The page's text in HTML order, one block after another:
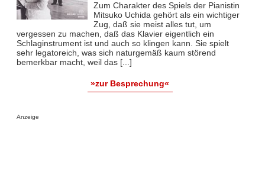
Zum Charakter des Spiels der Pianistin
Mitsuko Uchida gehört als ein wichtiger
Zug, daß sie meist alles tut, um
vergessen zu machen, daß das Klavier eigentlich ein
Schlaginstrument ist und auch so klingen kann. Sie spielt
sehr legatoreich, was sich naturgemäß kaum störend
bemerkbar macht, weil das [...]
»zur Besprechung«
Anzeige